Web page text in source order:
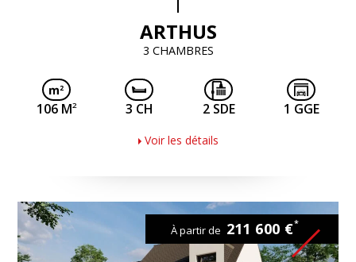
ARTHUS
3 CHAMBRES
106 M2 3 CH 2 SDE 1 GGE
Voir les détails
À partir de 211 600 €*